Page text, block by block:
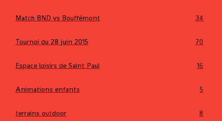
Match BND vs Bouffémont 34
Tournoi du 28 juin 2015 70
Espace loisirs de Saint Paul 16
Animations enfants 5
terrains outdoor 8